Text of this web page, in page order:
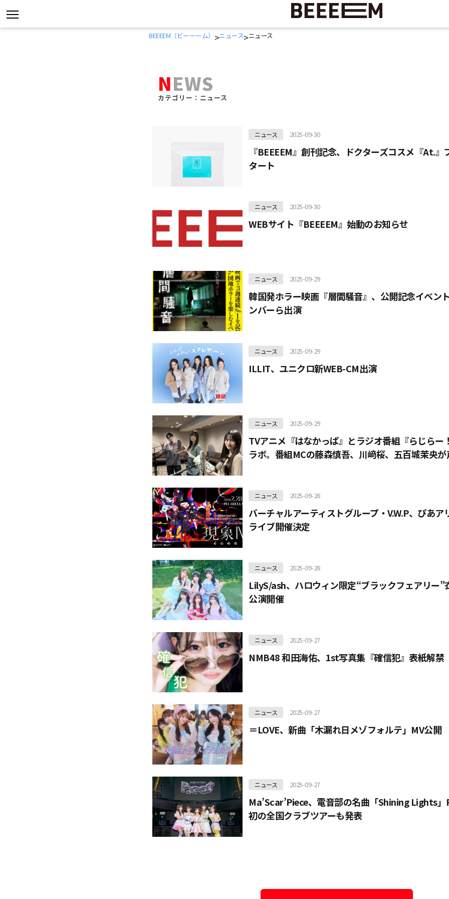
BEEEEM（ビーーーム） >ニュース>ニュース
NEWS
カテゴリー：ニュース
ニュース 2025-09-30
『BEEEEM』創刊記念、ドクターズコスメ『At.
タート
ニュース 2025-09-30
WEBサイト『BEEEEM』始動のお知らせ
ニュース 2025-09-29
韓国発ホラー映画『層間騒音』、公開記念イベン
ンバーら出演
ニュース 2025-09-29
ILLIT、ユニクロ新WEB-CM出演
ニュース 2025-09-29
TVアニメ『はなかっぱ』とラジオ番組『らじらー
ラボ。番組MCの藤森慎吾、川﨑桜、五百城茉央
ニュース 2025-09-28
バーチャルアーティストグループ・V.W.P、ぴあ
ライブ開催決定
ニュース 2025-09-28
LilyS/ash、ハロウィン限定“ブラックフェアリー”
公演開催
ニュース 2025-09-27
NMB48 和田海佑、1st写真集『確信犯』表紙解禁
ニュース 2025-09-27
＝LOVE、新曲「木漏れ日メゾフォルテ」MV公開
ニュース 2025-09-27
Ma’Scar’Piece、電音部の名曲「Shining Lights」
初の全国クラブツアーも発表